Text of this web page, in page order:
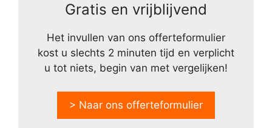
Gratis en vrijblijvend
Het invullen van ons offerteformulier
kost u slechts 2 minuten tijd en verplicht
u tot niets, begin van met vergelijken!
> Naar ons offerteformulier